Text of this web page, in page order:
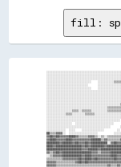
fill: